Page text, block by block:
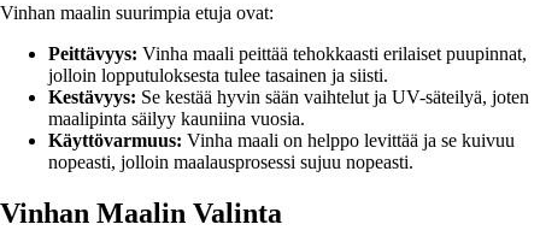
Vinhan maalin suurimpia etuja ovat:
Peittävyys: Vinha maali peittää tehokkaasti erilaiset puupinnat,
jolloin lopputuloksesta tulee tasainen ja siisti.
Kestävyys: Se kestää hyvin sään vaihtelut ja UV-säteilyä, joten
maalipinta säilyy kauniina vuosia.
Käyttövarmuus: Vinha maali on helppo levittää ja se kuivuu
nopeasti, jolloin maalausprosessi sujuu nopeasti.
Vinhan Maalin Valinta